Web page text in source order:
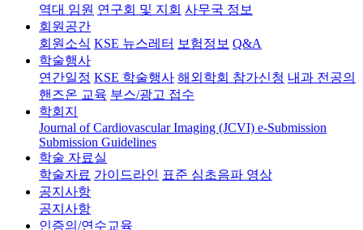
역대 임원 연구회 및 지회 사무국 정보
회원공간
회원소식 KSE 뉴스레터 보험정보 Q&A
학술행사
연간일정 KSE 학술행사 해외학회 참가신청 내과 전공의
핸즈온 교육 부스/광고 접수
학회지
Journal of Cardiovascular Imaging (JCVI) e-Submission
Submission Guidelines
학술 자료실
학술자료 가이드라인 표준 심초음파 영상
공지사항
공지사항
인증의/연수교육